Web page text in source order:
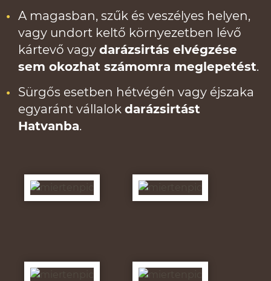
A magasban, szűk és veszélyes helyen,
vagy undort keltő környezetben lévő
kártevő vagy darázsirtás elvégzése
sem okozhat számomra meglepetést.
Sürgős esetben hétvégén vagy éjszaka
egyaránt vállalok darázsirtást
Hatvanba.